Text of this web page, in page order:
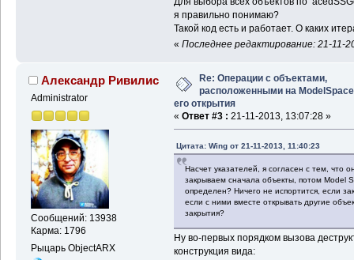
я правильно понимаю?
Такой код есть и работает. О каких
« Последнее редактирование: 21-11-
Александр Ривилис
Administrator
Сообщений: 13938
Карма: 1796
Рыцарь ObjectARX
Re: Операции с объектами,
расположенными на
его открытия
« Ответ #3 : 21-11-2013, 13:07:28 »
Цитата: Wing от 21-11-2013, 11:40:23
Насчет указателей, я согласен с тем, что
закрываем сначала объекты, потом Model
определен? Ничего не испортится, если
если с ними вместе открывать другие
закрытия?
Ну во-первых порядком вызова
конструкция вида: